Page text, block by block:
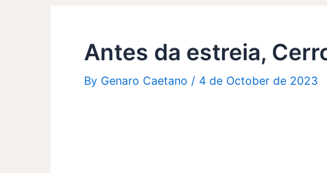
Antes da estreia,
By Genaro Caetano / 4 de October de 2023